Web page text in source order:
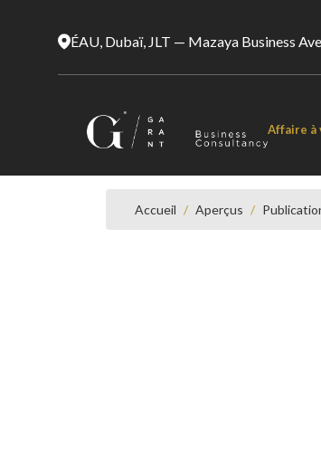
ÉAU, Dubaï, JLT — Mazaya Business
Affaire à
Accueil / Aperçus /